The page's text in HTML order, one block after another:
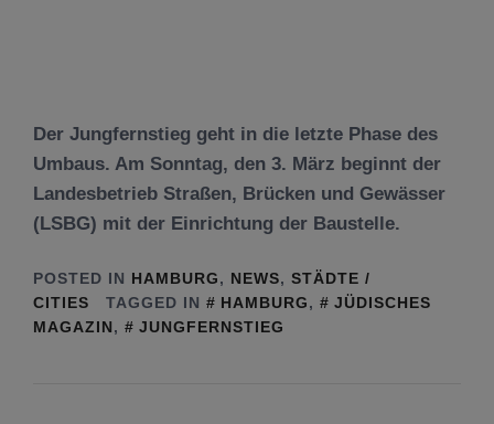
Der Jungfernstieg geht in die letzte Phase des
Umbaus. Am Sonntag, den 3. März beginnt der
Landesbetrieb Straßen, Brücken und Gewässer
(LSBG) mit der Einrichtung der Baustelle.
POSTED IN HAMBURG, NEWS, STÄDTE /
CITIES
TAGGED IN HAMBURG,
JÜDISCHES
MAGAZIN, JUNGFERNSTIEG